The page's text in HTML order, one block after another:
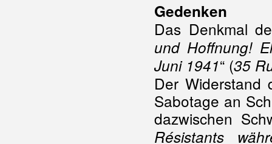
Gedenken
Das Denkmal
und Hoffnung!
Juni 1941“ (35
Der Widerstand
Sabotage an
dazwischen
Résistants